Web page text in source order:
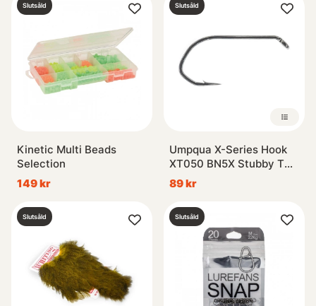
Slutsåld
Kinetic Multi Beads
Selection
149 kr
Slutsåld
Umpqua X-Series Hook
XT050 BN5X Stubby T
(25pack)
89 kr
Slutsåld Slutsåld